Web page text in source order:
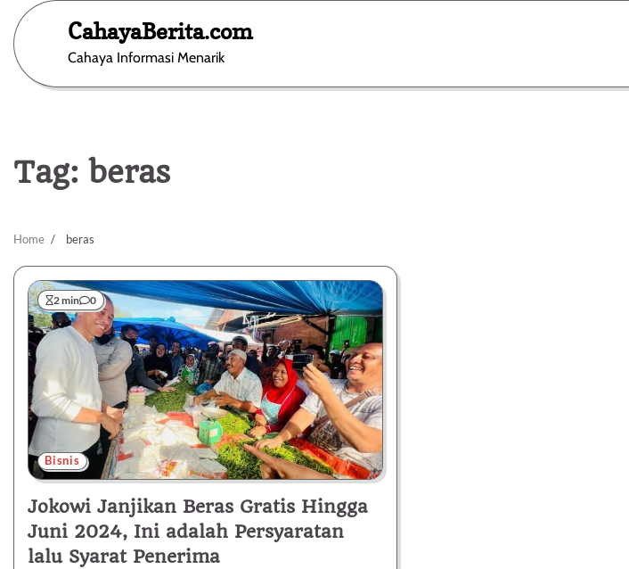
content
CahayaBerita.com
Cahaya Informasi Menarik
Tag: beras
Home beras
2 min 0
Bisnis
Jokowi Janjikan Beras Gratis Hingga
Juni 2024, Ini adalah Persyaratan
lalu Syarat Penerima